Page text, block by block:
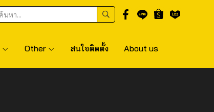
Other สนใจติดตั้ง About us